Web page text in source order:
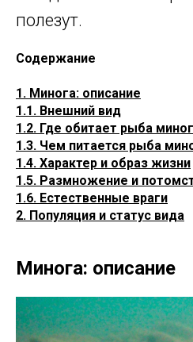
полезут.
Содержание
1. Минога: описание
1.1. Внешний вид
1.2. Где обитает рыба
1.3. Чем питается рыба
1.4. Характер и образ жизни
1.5. Размножение и
1.6. Естественные враги
2. Популяция и статус вида
Минога: описание